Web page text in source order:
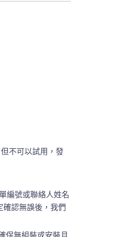
不可以試用，發
編號或聯絡人姓名
認無誤後，我們
保無組裝或安裝且